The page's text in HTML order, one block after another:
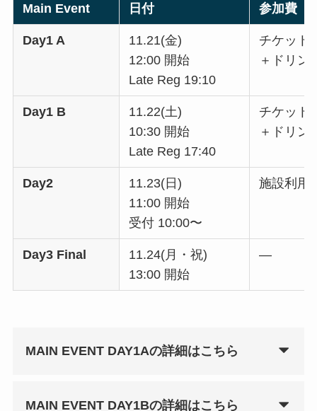
Main Event 日付 参加費
Day1 A
11.21(金)
12:00 開始
Late Reg 19:10
チケット
＋ドリン
Day1 B
11.22(土)
10:30 開始
Late Reg 17:40
チケット
＋ドリン
Day2
11.23(日)
11:00 開始
受付 10:00〜
施設利用
Day3 Final
11.24(月・祝)
13:00 開始
—
MAIN EVENT DAY1Aの詳細はこちら
MAIN EVENT DAY1Bの詳細はこちら